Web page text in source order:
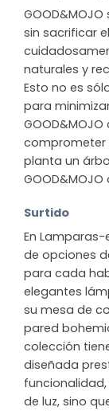
sin sacrificar
naturales y
Esto no es
para
comprometer
planta un
GOOD&MOJO
Surtido
En
de opciones
para cada
elegantes
su mesa de
pared
colección
diseñada
de luz, sino